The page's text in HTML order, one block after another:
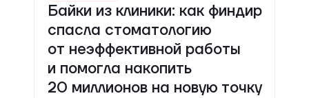
Байки из клиники: как финдир
спасла стоматологию
от неэффективной работы
и помогла накопить
20 миллионов на новую точку